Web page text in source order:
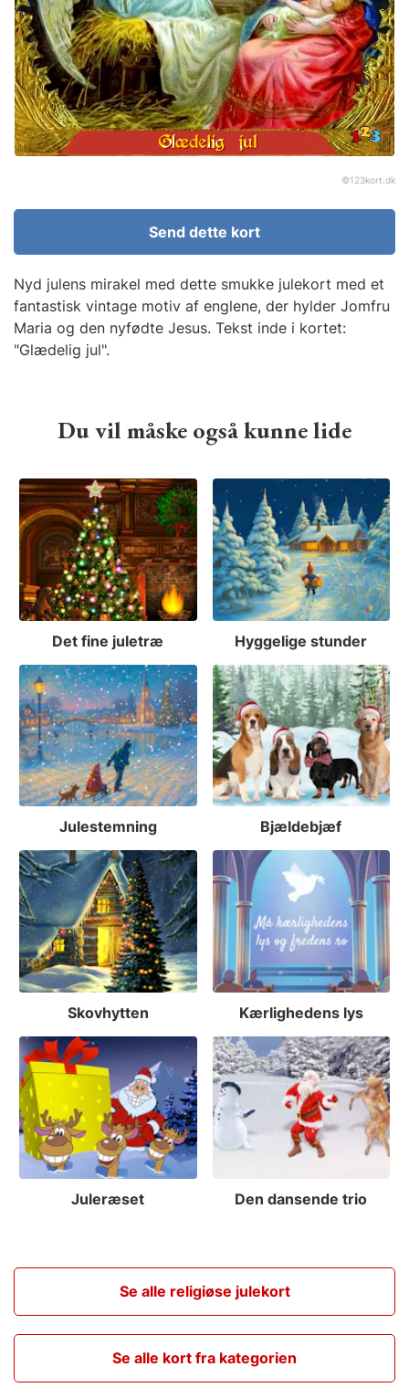
©123kort.dk
Send dette kort
Nyd julens mirakel med dette smukke julekort med et
fantastisk vintage motiv af englene, der hylder Jomfru
Maria og den nyfødte Jesus. Tekst inde i kortet:
"Glædelig jul".
Du vil måske også kunne lide
Det fine juletræ Hyggelige stunder
Julestemning Bjældebjæf
Skovhytten Kærlighedens lys
Juleræset Den dansende trio
Se alle religiøse julekort
Se alle kort fra kategorien